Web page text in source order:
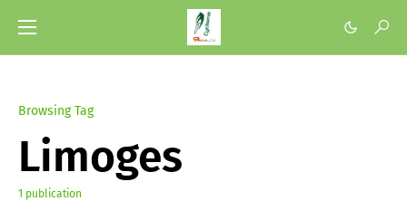
Browsing Tag
Limoges
1 publication